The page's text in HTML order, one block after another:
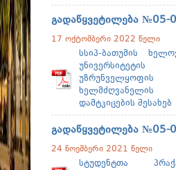
გადაწყვეტილება №05-
17 ოქტომბერი 2022 წელი
სსიპ-ბათუმის
დამტკიცების შესახებ
გადაწყვეტილება №05-
24 ნოემბერი 2021 წელი
სტუდენტთა